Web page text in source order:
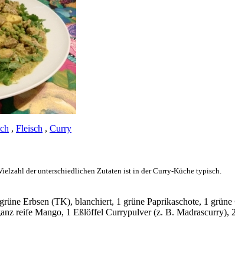
, Fleisch , Curry
der unterschiedlichen Zutaten ist in der Curry-Küche typisch.
Erbsen (TK), blanchiert, 1 grüne Paprikaschote, 1
reife Mango, 1 Eßlöffel Currypulver (z. B.